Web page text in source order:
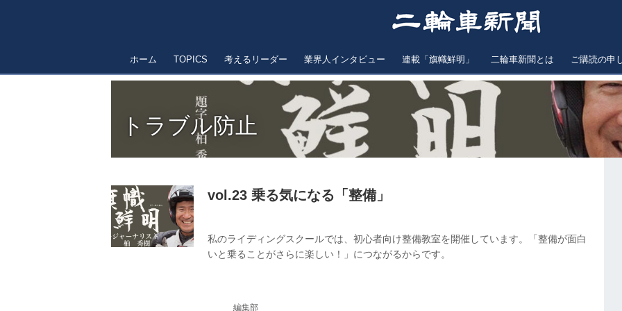
ホーム TOPICS 考えるリーダー 業界人インタビュー 連載「旗幟鮮明」 二輪車新聞とは ご購読の申
トラブル防止
vol.23 乗る気になる「整備」
私のライディングスクールでは、初心者向け整備教室を開催しています。「整備が面白
いと乗ることがさらに楽しい！」につながるからです。
編集部